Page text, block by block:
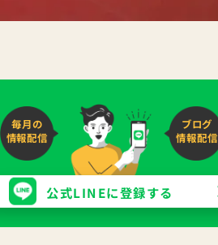
毎月の
情報配信
ブログ
情報配信
公式LINEに登録する